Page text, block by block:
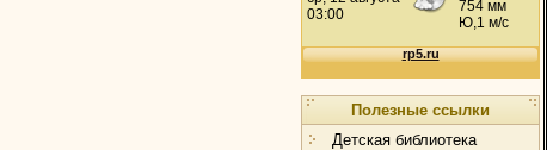
Полезные ссылки
Детская библиотека